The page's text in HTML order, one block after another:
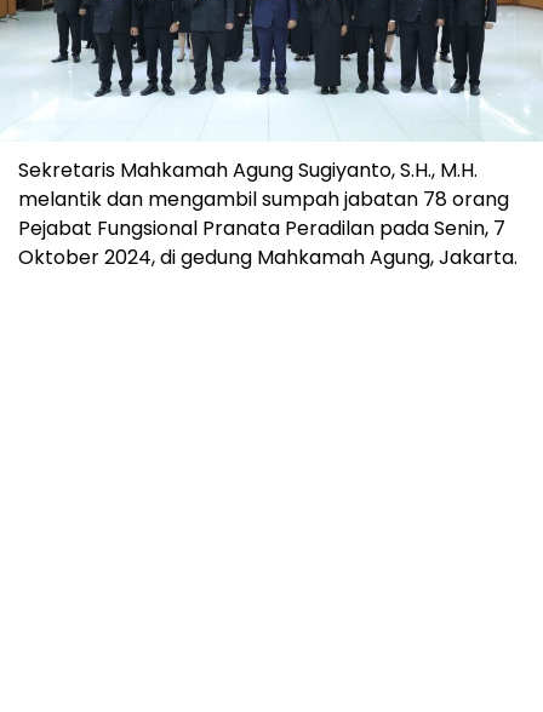
Sekretaris Mahkamah Agung Sugiyanto, S.H., M.H.
melantik dan mengambil sumpah jabatan 78 orang
Pejabat Fungsional Pranata Peradilan pada Senin, 7
Oktober 2024, di gedung Mahkamah Agung, Jakarta.